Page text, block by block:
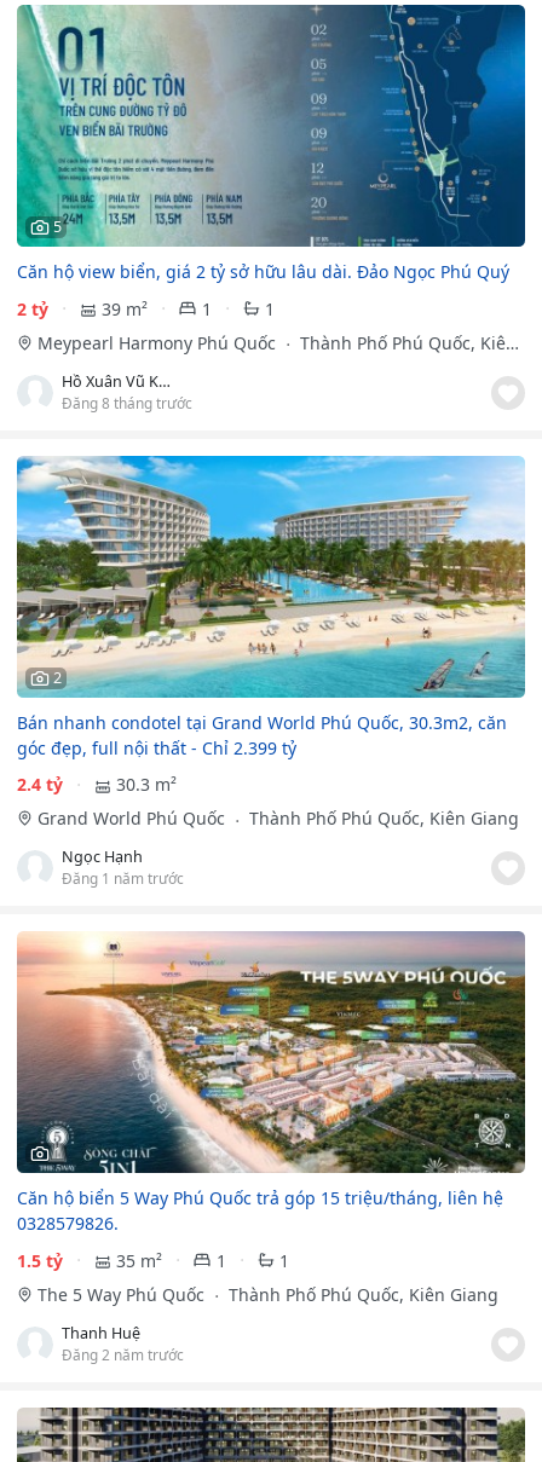
5
Căn hộ view biển, giá 2 tỷ sở hữu lâu dài. Đảo Ngọc Phú Quý
2 tỷ
39 m² 1
1
Meypearl Harmony Phú Quốc
Thành Phố Phú Quốc, Kiên
Hồ Xuân Vũ Khánh
Đăng 8 tháng trước
2
Bán nhanh condotel tại Grand World Phú Quốc, 30.3m2, căn
góc đẹp, full nội thất - Chỉ 2.399 tỷ
2.4 tỷ
30.3 m²
Grand World Phú Quốc
Thành Phố Phú Quốc, Kiên Giang
Ngọc Hạnh
Đăng 1 năm trước
1
Căn hộ biển 5 Way Phú Quốc trả góp 15 triệu/tháng, liên hệ
0328579826.
1.5 tỷ
35 m² 1
1
The 5 Way Phú Quốc
Thành Phố Phú Quốc, Kiên Giang
Thanh Huệ
Đăng 2 năm trước